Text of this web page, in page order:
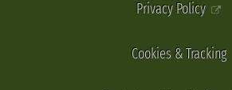
Privacy Policy
Cookies & Tracking